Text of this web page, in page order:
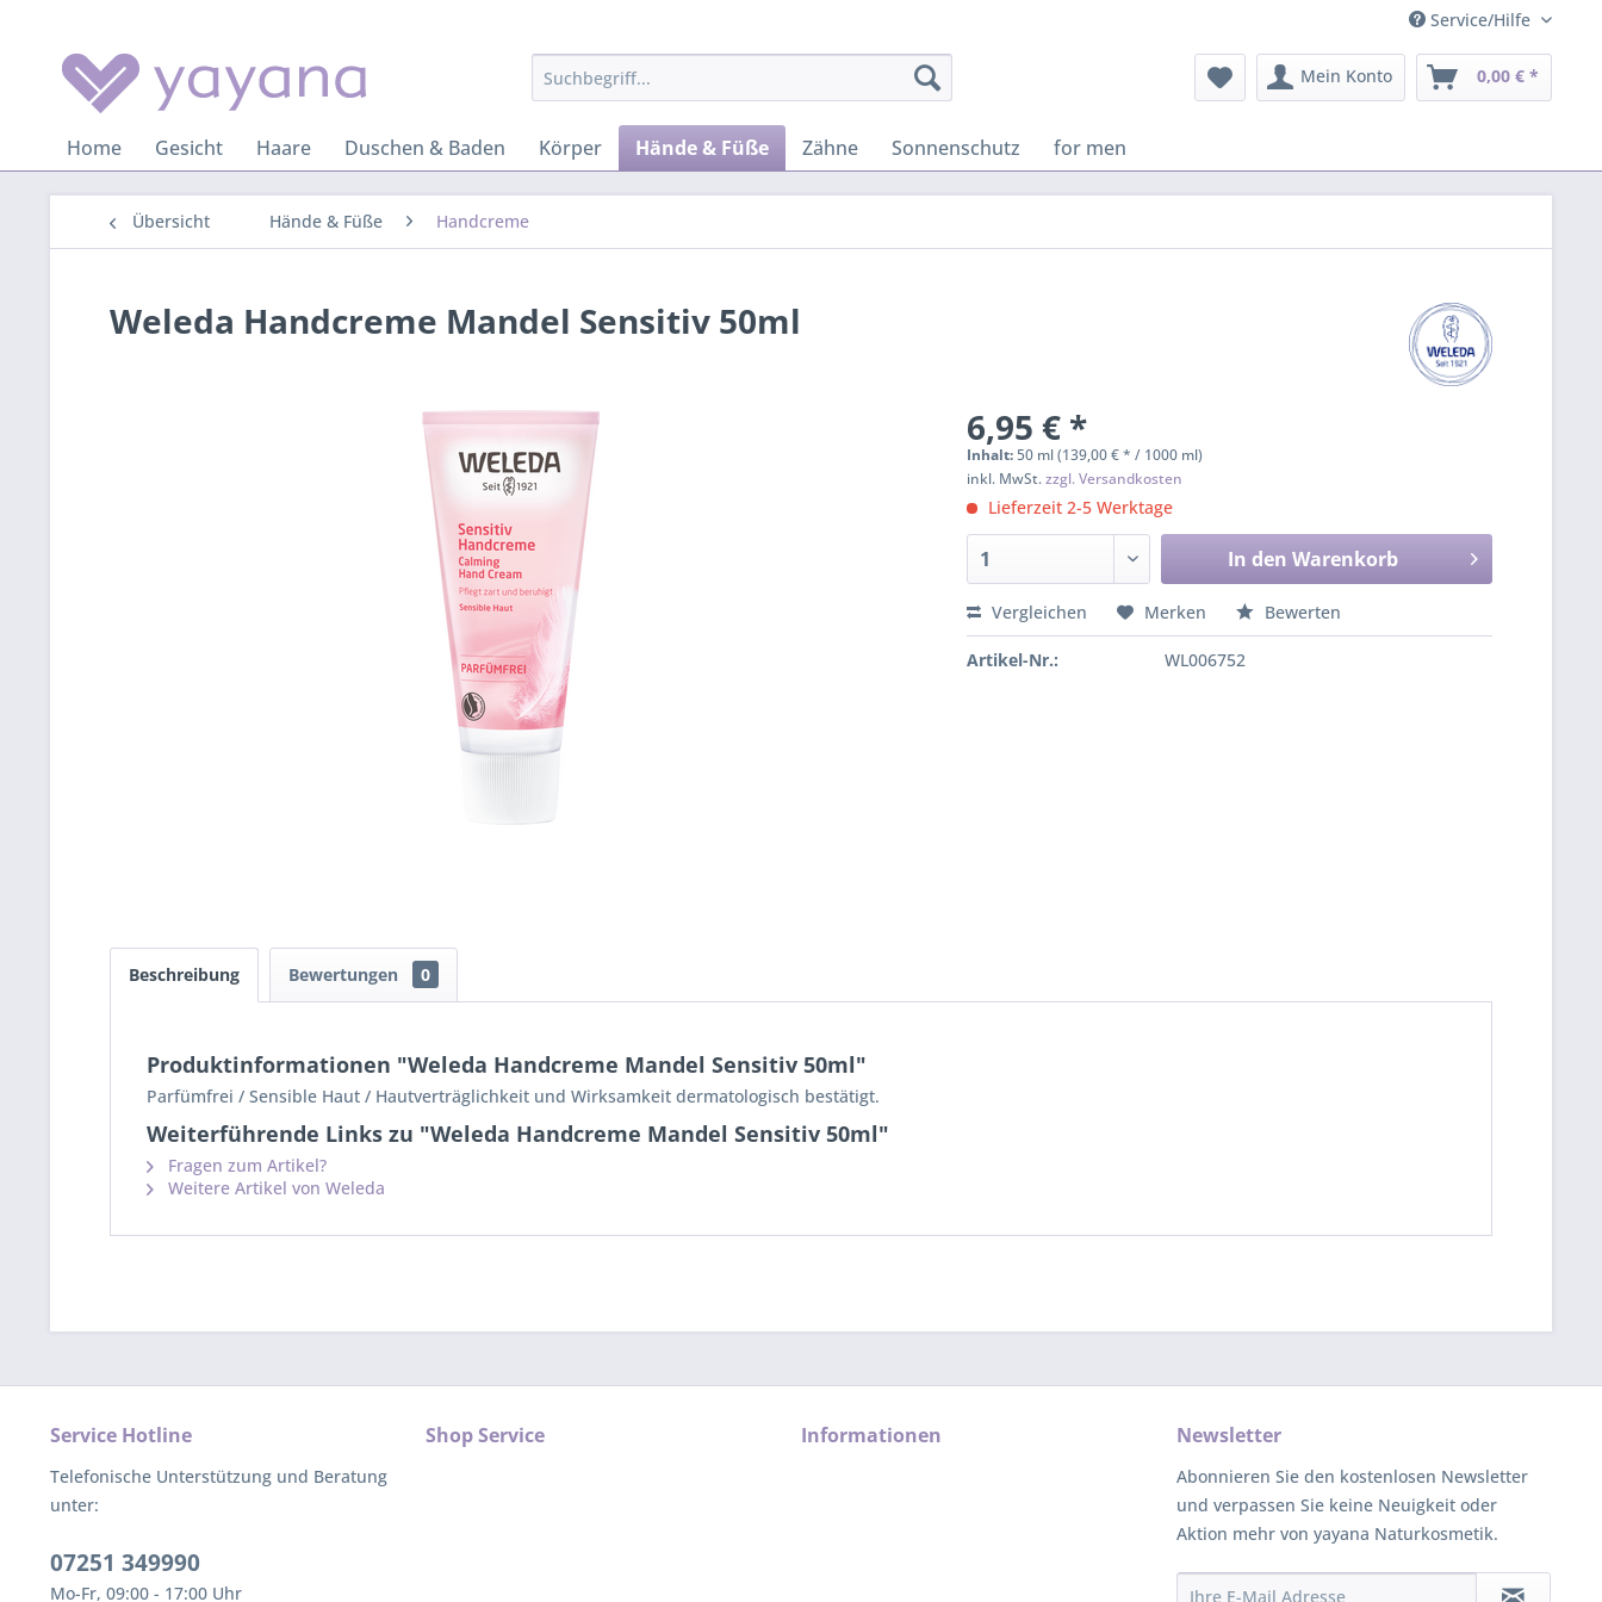
Service/Hilfe
Mein Konto 0,00 € *
Home Gesicht Haare Duschen & Baden Körper Hände & Füße Zähne Sonnenschutz for men
Übersicht Hände & Füße Handcreme
Weleda Handcreme Mandel Sensitiv 50ml
6,95 € *
Inhalt:50 ml (139,00 € * / 1000 ml)
inkl. MwSt.zzgl. Versandkosten
Lieferzeit 2-5 Werktage
In den Warenkorb
Vergleichen Merken Bewerten
Artikel-Nr.: WL006752
Beschreibung Bewertungen 0
Produktinformationen "Weleda Handcreme Mandel Sensitiv 50ml"
Parfümfrei / Sensible Haut / Hautverträglichkeit und Wirksamkeit dermatologisch bestätigt.
Weiterführende Links zu "Weleda Handcreme Mandel Sensitiv 50ml"
Fragen zum Artikel?
Weitere Artikel von Weleda
Service Hotline
Telefonische Unterstützung und Beratung
unter:
07251 349990
Mo-Fr, 09:00 - 17:00 Uhr
Shop Service Informationen Newsletter
Abonnieren Sie den kostenlosen Newsletter
und verpassen Sie keine Neuigkeit oder
Aktion mehr von yayana Naturkosmetik.